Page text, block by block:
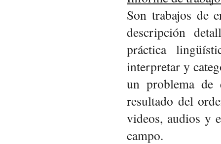
Son trabajos de
descripción
práctica
interpretar y
un problema de
resultado del
videos, audios y
campo.